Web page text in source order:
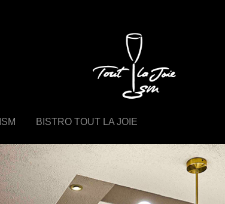
BISTRO TOUT LA JOIE